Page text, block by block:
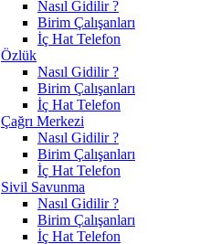
Nasıl Gidilir ?
Birim Çalışanları
İç Hat Telefon
Özlük
Nasıl Gidilir ?
Birim Çalışanları
İç Hat Telefon
Çağrı Merkezi
Nasıl Gidilir ?
Birim Çalışanları
İç Hat Telefon
Sivil Savunma
Nasıl Gidilir ?
Birim Çalışanları
İç Hat Telefon